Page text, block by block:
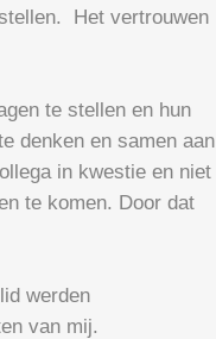
Het vertrouwen
te stellen en hun
denken en samen aan
in kwestie en niet
te komen. Door dat
werden
van mij.